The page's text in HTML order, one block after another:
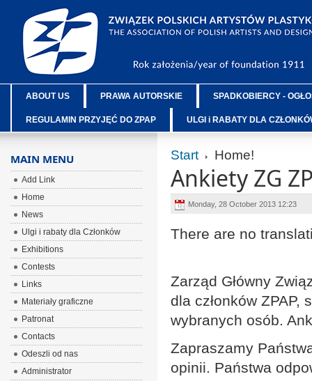
ABOUT US PRAWA AUTORSKIE SPADKOBIERCY -
REGULAMIN PRZYJĘĆ DO ZPAP ULGI i RABATY DLA
Start Home!
Ankiety ZG
Monday, 28 October 2013 12:23
There are no
Zarząd Główny
dla członków ZPAP,
wybranych osób.
Zapraszamy
opinii. Państwa
MAIN MENU
Add Link
Home
News
Ulgi i rabaty dla Członków
Exhibitions
Contests
Links
Materiały graficzne
Patronat
Contacts
Odeszli od nas
Administrator